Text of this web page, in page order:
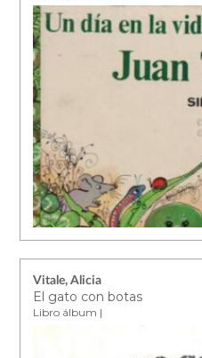
Vitale, Alicia
El gato con botas
Libro álbum |